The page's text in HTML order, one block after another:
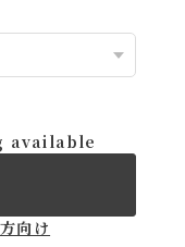
向け